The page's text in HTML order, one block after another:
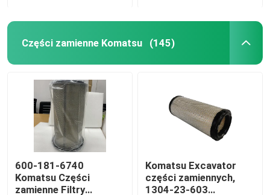
Części zamienne Komatsu (145)
600-181-6740
Komatsu Części
zamienne Filtry
Komatsu Excavator
części zamiennych,
1304-23-603